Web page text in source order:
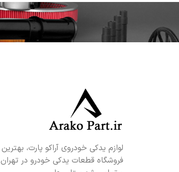
لوازم یدکی خودروی آراکو پارت، بهترین
فروشگاه قطعات یدکی خودرو در تهران